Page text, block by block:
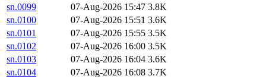
sn.0099
07-Aug-2026 15:47 3.8K
sn.0100
07-Aug-2026 15:51 3.6K
sn.0101
07-Aug-2026 15:55 3.5K
sn.0102
07-Aug-2026 16:00 3.5K
sn.0103
07-Aug-2026 16:04 3.6K
sn.0104
07-Aug-2026 16:08 3.7K